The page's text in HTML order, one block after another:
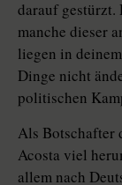
darauf gestürzt.
manche dieser
liegen in
Dinge nicht
politischen
Als Botschafter
Acosta viel
allem nach